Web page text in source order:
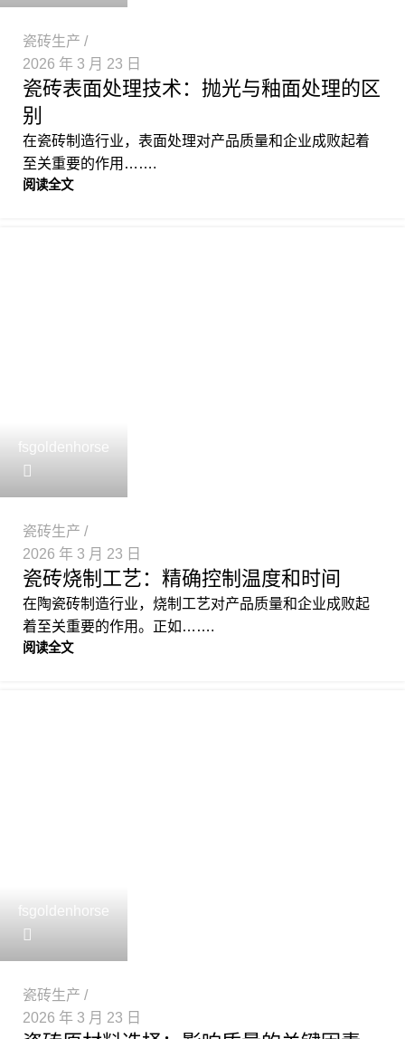
瓷砖生产
2026 年 3 月 23 日
瓷砖表面处理技术：抛光与釉面处理的区
别
在瓷砖制造行业，表面处理对产品质量和企业成败起着
至关重要的作用…….
阅读全文
fsgoldenhorse
瓷砖生产
2026 年 3 月 23 日
瓷砖烧制工艺：精确控制温度和时间
在陶瓷砖制造行业，烧制工艺对产品质量和企业成败起
着至关重要的作用。正如…….
阅读全文
fsgoldenhorse
瓷砖生产
2026 年 3 月 23 日
您好！今天有什么可以帮到您的吗？